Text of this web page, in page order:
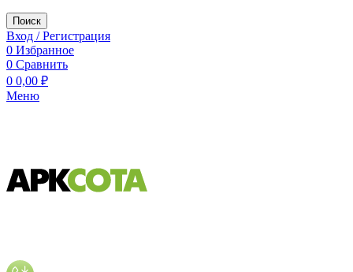
Поиск
Вход / Регистрация
0 Избранное
0 Сравнить
0 0,00 ₽
Меню